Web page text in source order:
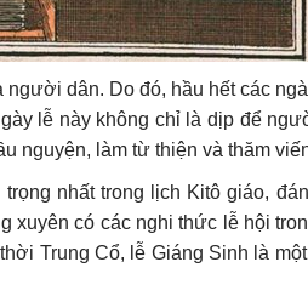
người dân. Do đó, hầu hết các
lễ này không chỉ là dịp để
nguyện, làm từ thiện và thăm
nhất trong lịch Kitô giáo,
có các nghi thức lễ hội
Trung Cổ, lễ Giáng Sinh là